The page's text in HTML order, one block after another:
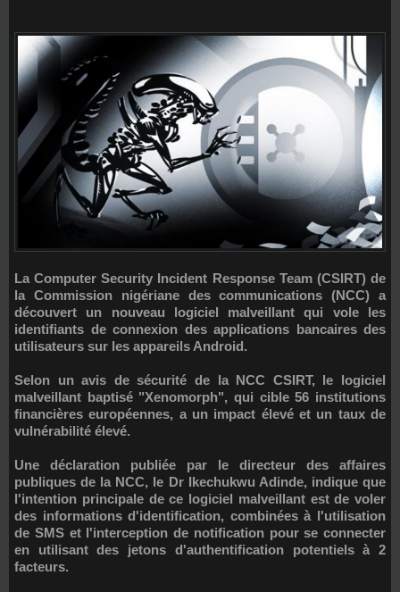
LaComputer Security Incident Response Team (CSIRT)de
la Commission nigériane des communications (NCC) a
découvert un nouveau logiciel malveillant qui vole les
identifiants de connexion des applications bancaires des
utilisateurs sur les appareils Android.
Selon un avis de sécurité de la NCC CSIRT, le logiciel
malveillant baptisé "Xenomorph", qui cible 56 institutions
financières européennes, a un impact élevé et un taux de
vulnérabilité élevé.
Une déclaration publiée par le directeur des affaires
publiques de la NCC, le Dr Ikechukwu Adinde, indique que
l'intention principale de ce logiciel malveillant est de voler
des informations d'identification, combinées à l'utilisation
de SMS et l'interception de notification pour se connecter
en utilisant des jetons d'authentification potentiels à 2
facteurs.